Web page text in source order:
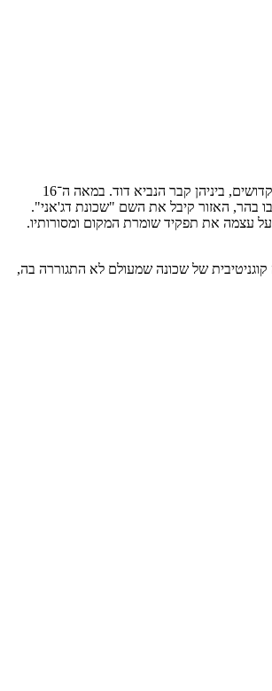
ביניהן קבר הנביא
דוד. במאה ה־16
בהר, האזור קיבל את השם "שכונת דג'אני".
על עצמה את תפקיד שומרת המקום ומסורותיו.
של שכונה שמעולם לא התגוררה בה,